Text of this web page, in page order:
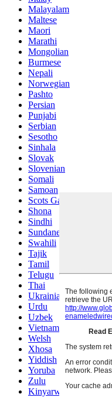
Malayalam
Maltese
Maori
Marathi
Mongolian
Burmese
Nepali
Norwegian
Pashto
Persian
Punjabi
Serbian
Sesotho
Sinhala
Slovak
Slovenian
Somali
Samoan
Scots Gaelic
Shona
Sindhi
Sundanese
Swahili
Tajik
Tamil
Telugu
Thai
Ukrainian
Urdu
Uzbek
Vietnamese
Welsh
Xhosa
Yiddish
Yoruba
Zulu
Kinyarwanda